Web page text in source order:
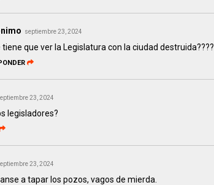
septiembre 23, 2024
tiene que ver la Legislatura con la ciudad destruida????
23, 2024
legisladores?
23, 2024
a tapar los pozos, vagos de mierda.